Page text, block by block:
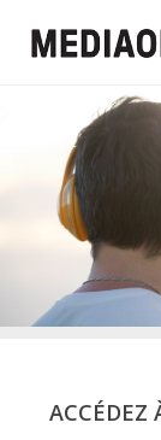
ACCÉDEZ